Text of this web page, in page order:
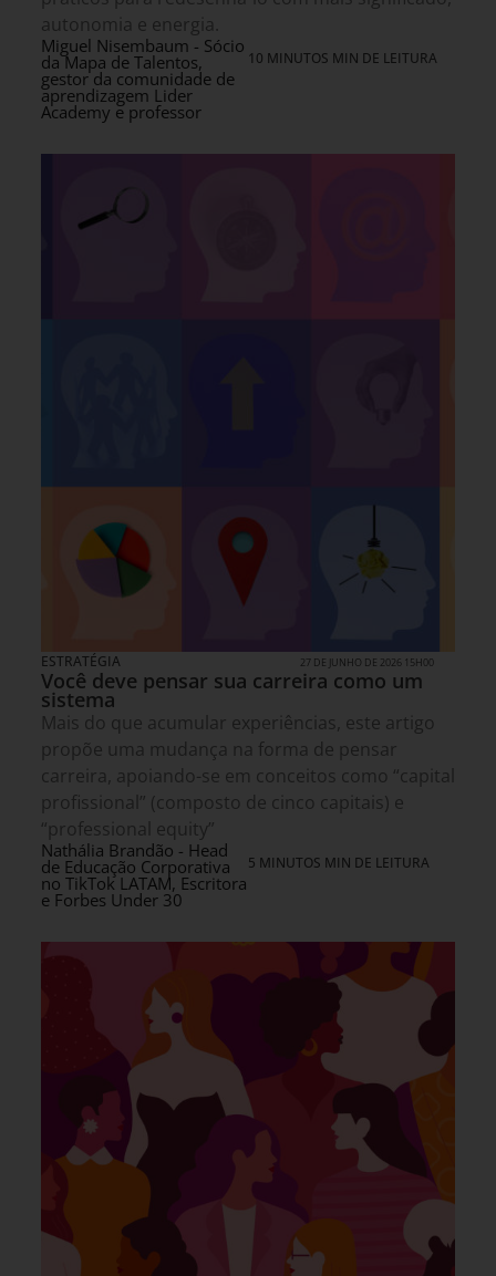
autonomia e energia.
Miguel Nisembaum - Sócio
da Mapa de Talentos,
gestor da comunidade de
aprendizagem Lider
Academy e professor
10 MINUTOS MIN DE LEITURA
ESTRATÉGIA 27 DE JUNHO DE 2026 15H00
Você deve pensar sua carreira como um
sistema
Mais do que acumular experiências, este artigo
propõe uma mudança na forma de pensar
carreira, apoiando-se em conceitos como “capital
profissional” (composto de cinco capitais) e
“professional equity”
Nathália Brandão - Head
de Educação Corporativa
no TikTok LATAM, Escritora
e Forbes Under 30
5 MINUTOS MIN DE LEITURA